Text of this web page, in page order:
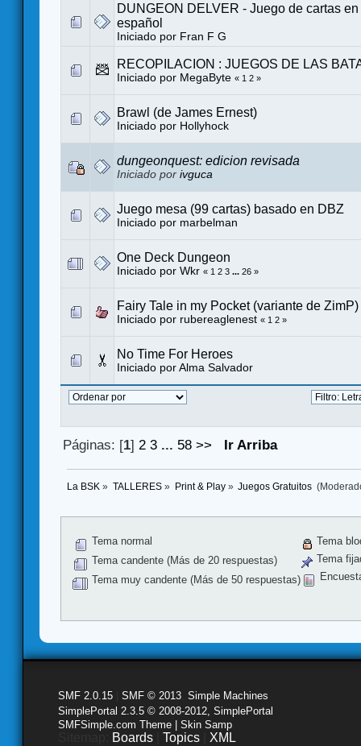
DUNGEON DELVER - Juego de cartas
español
Iniciado por Fran F G
RECOPILACION : JUEGOS DE LAS
Iniciado por MegaByte « 1 2 »
Brawl (de James Ernest)
Iniciado por Hollyhock
dungeonquest: edicion revisada
Iniciado por ivguca
Juego mesa (99 cartas) basado en DBZ
Iniciado por marbelman
One Deck Dungeon
Iniciado por Wkr « 1 2 3 ... 26 »
Fairy Tale in my Pocket (variante de ZimP)
Iniciado por rubereaglenest « 1 2 »
No Time For Heroes
Iniciado por Alma Salvador
Páginas: [1]2 3 ... 58 >> Ir Arriba
La BSK » TALLERES» Print & Play» Juegos Gratuitos
Tema normal
Tema candente (Más de 20 respuestas)
Tema muy candente (Más de 50 respuestas)
Tema
Tema
SMF 2.0.15 SMF © 2013 Simple Machines
SimplePortal 2.3.5 © 2008-2012, SimplePortal
SMFSimple.com Theme | Skin Samp
Boards Topics XML